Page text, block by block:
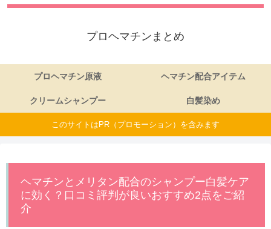
プロヘマチンまとめ
プロヘマチン原液 ヘマチン配合アイテム
クリームシャンプー 白髪染め
このサイトはPR（プロモーション）を含みます
ヘマチンとメリタン配合のシャンプー白髪ケア
に効く？口コミ評判が良いおすすめ2点をご紹
介